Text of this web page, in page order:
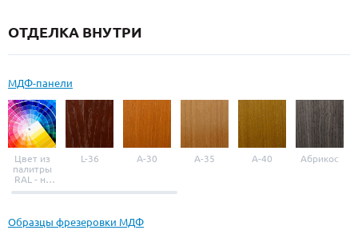
ОТДЕЛКА ВНУТРИ
МДФ-панели
Цвет из
палитры
RAL - на
выбор
L-36 A-30 A-35 A-40 Абрикос
Образцы фрезеровки МДФ